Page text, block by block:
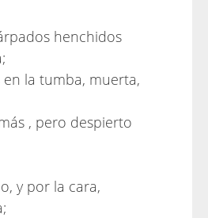
henchidos
la tumba, muerta,
, pero despierto
y por la cara,